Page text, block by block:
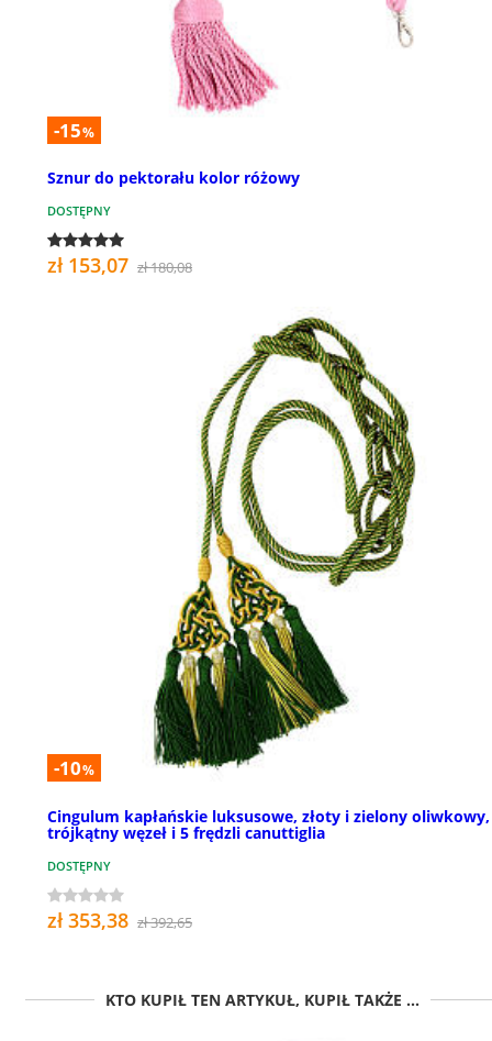
-15%
Sznur do pektorału kolor różowy
DOSTĘPNY
zł 153,07 zł 180,08
-10%
Cingulum kapłańskie luksusowe, złoty i zielony oliwkowy,
trójkątny węzeł i 5 frędzli canuttiglia
DOSTĘPNY
zł 353,38 zł 392,65
KTO KUPIŁ TEN ARTYKUŁ, KUPIŁ TAKŻE ...